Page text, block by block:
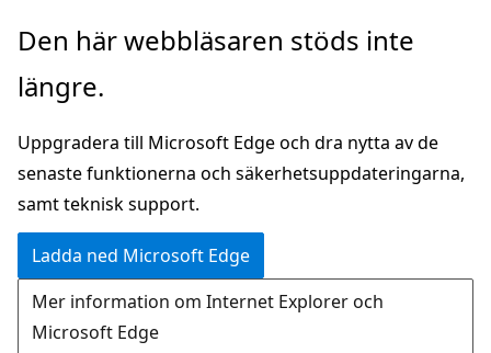
Hoppa
huvudinnehåll
Den här webbläsaren stöds inte
längre.
Uppgradera till Microsoft Edge och dra nytta av de
senaste funktionerna och säkerhetsuppdateringarna,
samt teknisk support.
Ladda ned Microsoft Edge
Mer information om Internet Explorer och
Microsoft Edge